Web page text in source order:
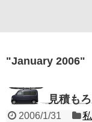
"January 2006"
見積もろ
2006/1/31